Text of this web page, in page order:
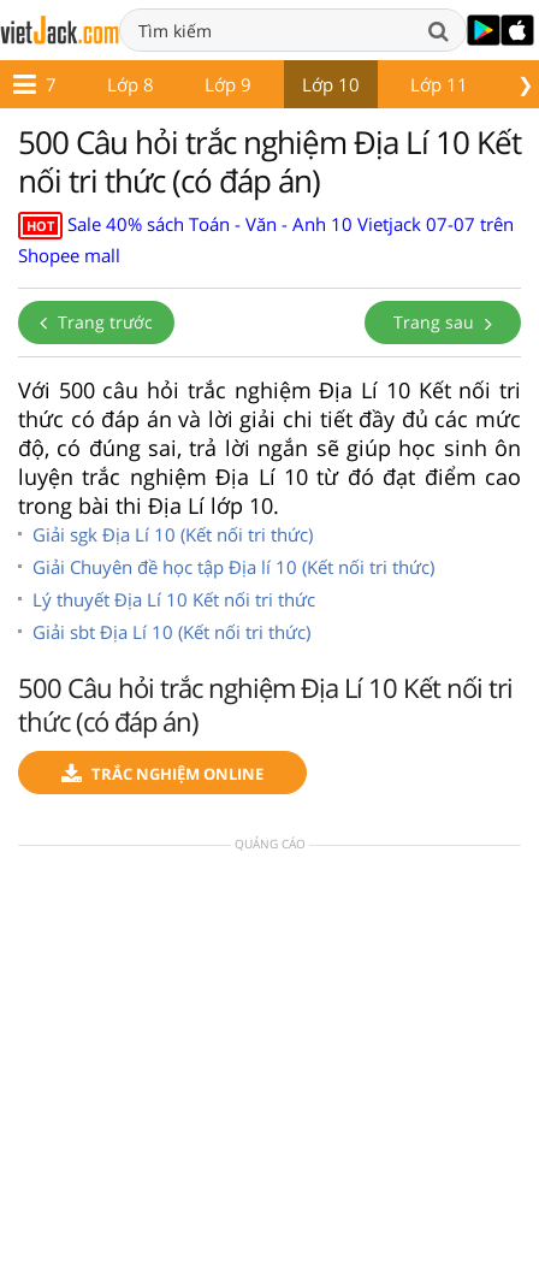
❯
Lớp 7 Lớp 8 Lớp 9 Lớp 10 Lớp 11
500 Câu hỏi trắc nghiệm Địa Lí 10 Kết
nối tri thức (có đáp án)
HOT
Sale 40% sách Toán - Văn - Anh 10 Vietjack 07-07 trên
Shopee mall
Trang trước Trang sau
Với 500 câu hỏi trắc nghiệm Địa Lí 10 Kết nối tri
thức có đáp án và lời giải chi tiết đầy đủ các mức
độ, có đúng sai, trả lời ngắn sẽ giúp học sinh ôn
luyện trắc nghiệm Địa Lí 10 từ đó đạt điểm cao
trong bài thi Địa Lí lớp 10.
Giải sgk Địa Lí 10 (Kết nối tri thức)
Giải Chuyên đề học tập Địa lí 10 (Kết nối tri thức)
Lý thuyết Địa Lí 10 Kết nối tri thức
Giải sbt Địa Lí 10 (Kết nối tri thức)
500 Câu hỏi trắc nghiệm Địa Lí 10 Kết nối tri
thức (có đáp án)
TRẮC NGHIỆM ONLINE
QUẢNG CÁO